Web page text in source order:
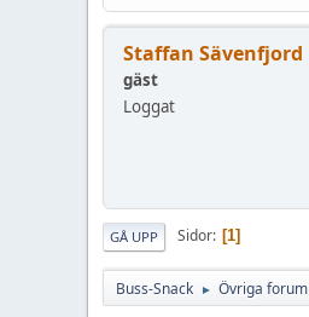
Staffan Sävenfjord
gäst
Loggat
GÅ UPP Sidor 1
Buss-Snack ► Övriga forum